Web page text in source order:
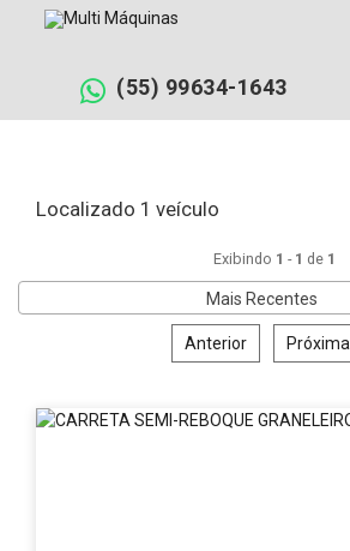
(55) 99634-1643
Filtrar busca
Localizado 1 veículo
Mais Recentes
Exibindo 1 - 1 de 1
Anterior Próxima